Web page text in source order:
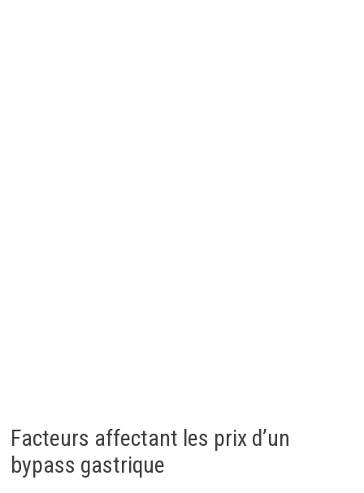
Facteurs affectant les prix d’un
bypass gastrique